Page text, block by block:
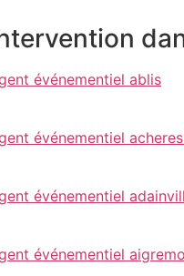
événementiel ablis
événementiel
événementiel
événementiel